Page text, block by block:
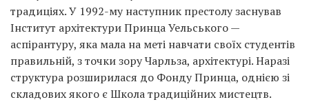
традиціях. У 1992-му наступник престолу заснував
Інститут архітектури Принца Уельського —
аспірантуру, яка мала на меті навчати своїх студентів
правильній, з точки зору Чарльза, архітектурі. Наразі
структура розширилася до Фонду Принца, однією зі
складових якого є Школа традиційних мистецтв.